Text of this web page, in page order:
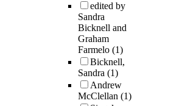
edited by
Sandra
Bicknell and
Graham
Farmelo (1)
Bicknell,
Sandra (1)
Andrew
McClellan (1)